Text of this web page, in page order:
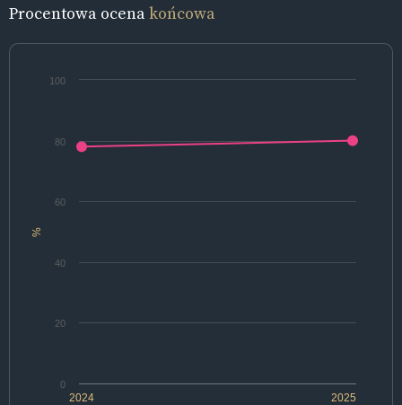
Procentowa ocenakońcowa
%
2024 2025
0
20
40
60
80
100